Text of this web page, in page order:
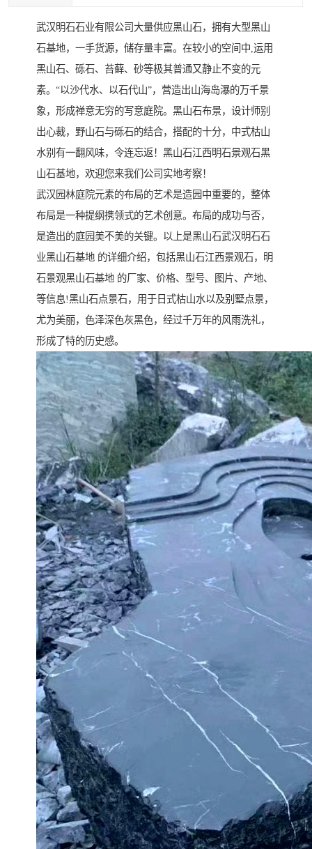
武汉明石石业有限公司大量供应黑山石，拥有大型黑山
石基地，一手货源，储存量丰富。在较小的空间中,运用
黑山石、砾石、苔藓、砂等极其普通又静止不变的元
素。“以沙代水、以石代山”，营造出山海岛瀑的万千景
象，形成禅意无穷的写意庭院。黑山石布景，设计师别
出心裁，野山石与砾石的结合，搭配的十分，中式枯山
水别有一翻风味，令连忘返！黑山石江西明石景观石黑
山石基地，欢迎您来我们公司实地考察！
武汉园林庭院元素的布局的艺术是造园中重要的，整体
布局是一种提纲携领式的艺术创意。布局的成功与否，
是造出的庭园美不美的关键。以上是黑山石武汉明石石
业黑山石基地 的详细介绍，包括黑山石江西景观石，明
石景观黑山石基地 的厂家、价格、型号、图片、产地、
等信息!黑山石点景石，用于日式枯山水以及别墅点景，
尤为美丽，色泽深色灰黑色，经过千万年的风雨洗礼，
形成了特的历史感。